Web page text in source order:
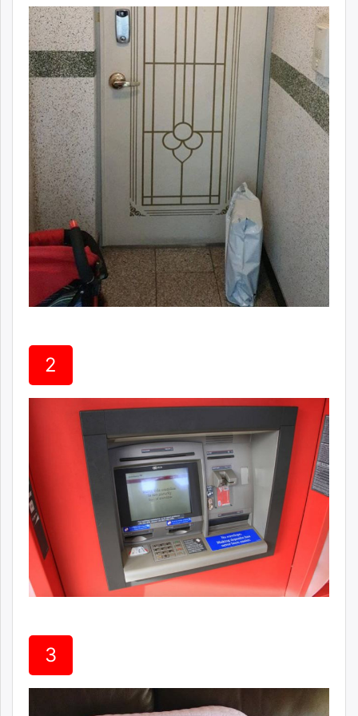
ikon.mn
mnb.mn
Livetv.mn
Eguur.mn
24tsag.mn
shuud.mn
eagle.mn
ergelt.mn
zarig.mn
today.mn
zuv.mn
mminfo.mn
urlag.mn
unen.mn
shuurhai.mn
unuudur.mn
mglradio.com
tumen.mn
shuum.mn
times.mn
tvmongolia.mn
mass.mn
unegui.mn
assa.mn
paparazzi.mn
unread.today
2
3